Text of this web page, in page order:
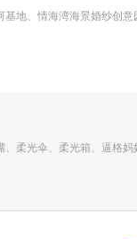
基地、情海湾海景婚纱创意
、柔光伞、柔光箱、逼格妈